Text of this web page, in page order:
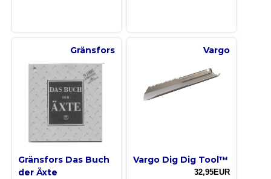
Gränsfors
Gränsfors Das Buch
der Äxte
Vargo
Vargo Dig Dig Tool™
32,95EUR